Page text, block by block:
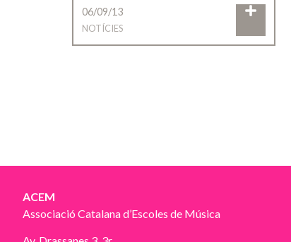
06/09/13
NOTÍCIES
ACEM
Associació Catalana d’Escoles de Música